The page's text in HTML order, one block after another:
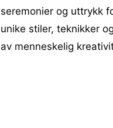
seremonier og uttrykk
unike stiler, teknikker
av menneskelig